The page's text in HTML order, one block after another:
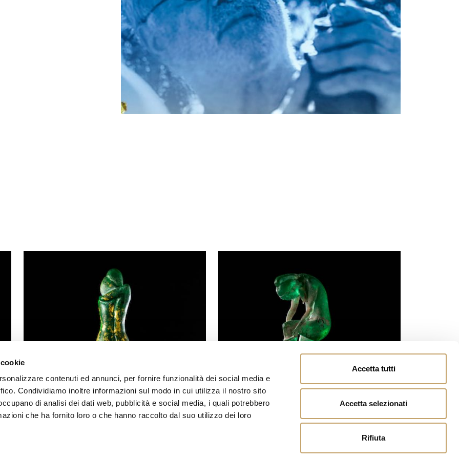
contenuti ed annunci, per fornire funzionalità dei social media e
Condividiamo inoltre informazioni sul modo in cui utilizza il nostro sito
di analisi dei dati web, pubblicità e social media, i quali potrebbero
che ha fornito loro o che hanno raccolto dal suo utilizzo dei loro
Accetta tutti
Accetta selezionati
Rifiuta